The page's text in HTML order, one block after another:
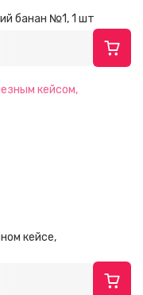
банан №1, 1 шт
кейсе,